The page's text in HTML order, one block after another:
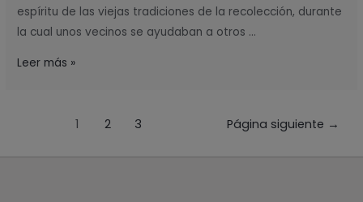
espíritu de las viejas tradiciones de la recolección, durante
la cual unos vecinos se ayudaban a otros …
Leer más »
1 2 3 Página siguiente →